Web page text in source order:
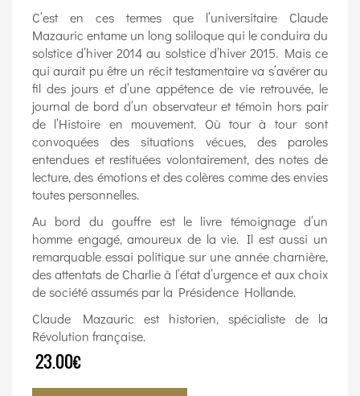
C’est en ces termes que l’universitaire Claude
Mazauric entame un long soliloque qui le conduira du
solstice d’hiver 2014 au solstice d’hiver 2015. Mais ce
qui aurait pu être un récit testamentaire va s’avérer au
fil des jours et d’une appétence de vie retrouvée, le
journal de bord d’un observateur et témoin hors pair
de l’Histoire en mouvement. Où tour à tour sont
convoquées des situations vécues, des paroles
entendues et restituées volontairement, des notes de
lecture, des émotions et des colères comme des envies
toutes personnelles.
Au bord du gouffre est le livre témoignage d’un
homme engagé, amoureux de la vie. Il est aussi un
remarquable essai politique sur une année charnière,
des attentats de Charlie à l’état d’urgence et aux choix
de société assumés par la Présidence Hollande.
Claude Mazauric est historien, spécialiste de la
Révolution française.
23.00€